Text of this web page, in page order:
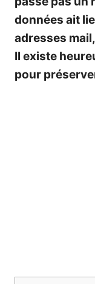
données ait
adresses
Il existe
pour